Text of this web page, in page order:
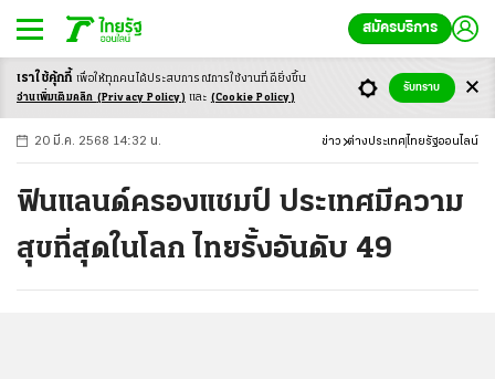
สมัครบริการ
-ก ก ก+
20 มี.ค. 2568 14:32 น. ข่าว ต่างประเทศ ไทยรัฐออนไลน์
ฟินแลนด์ครองแชมป์ ประเทศมีความ
สุขที่สุดในโลก ไทยรั้งอันดับ 49
เราใช้คุ้กกี้ เพื่อให้ทุกคนได้ประสบการณ์การใช้งานที่ดียิ่งขึ้น
อ่านเพิ่มเติมคลิก (Privacy Policy) และ (Cookie Policy)
รับทราบ